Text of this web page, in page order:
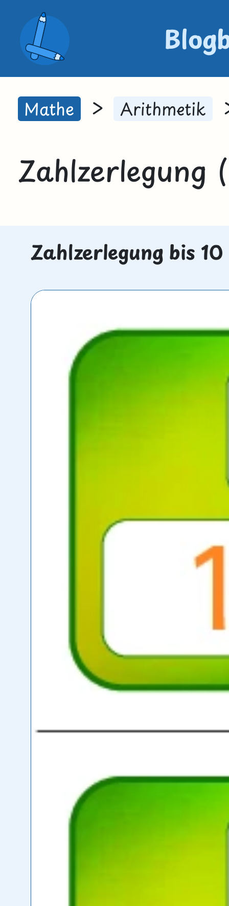
Mathe > Arithmetik
Zahlzerlegung
Zahlzerlegung bis